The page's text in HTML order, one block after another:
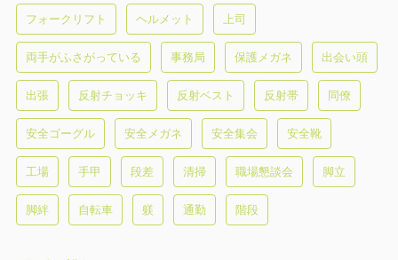
フォークリフト ヘルメット 上司
両手がふさがっている 事務局 保護メガネ 出会い頭
出張 反射チョッキ 反射ベスト 反射帯 同僚
安全ゴーグル 安全メガネ 安全集会 安全靴
工場 手甲 段差 清掃 職場懇談会 脚立
脚絆 自転車 躾 通勤 階段